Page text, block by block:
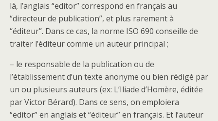
là, l’anglais “editor” correspond en français au
“directeur de publication”, et plus rarement à
“éditeur”. Dans ce cas, la norme ISO 690 conseille de
traiter l’éditeur comme un auteur principal ;
– le responsable de la publication ou de
l’établissement d’un texte anonyme ou bien rédigé par
un ou plusieurs auteurs (ex: L’Iliade d’Homère, éditée
par Victor Bérard). Dans ce sens, on emploiera
“editor” en anglais et “éditeur” en français. Et l’auteur